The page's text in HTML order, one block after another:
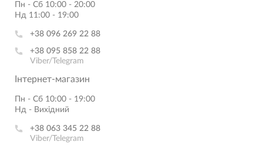
Пн - Сб 10:00 - 20:00
Нд 11:00 - 19:00
+38 096 269 22 88
+38 095 858 22 88
Viber/Telegram
Інтернет-магазин
Пн - Сб 10:00 - 19:00
Нд - Вихідний
+38 063 345 22 88
Viber/Telegram